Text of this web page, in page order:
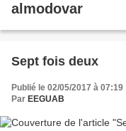
almodovar
Sept fois deux
Publié le 02/05/2017 à 07:19
Par EEGUAB